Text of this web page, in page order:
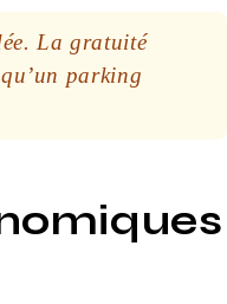
La gratuité
parking